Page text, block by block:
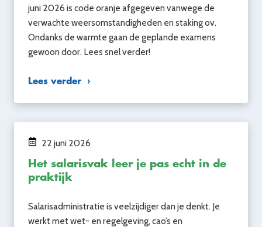
juni 2026 is code oranje afgegeven vanwege de
verwachte weersomstandigheden en staking ov.
Ondanks de warmte gaan de geplande examens
gewoon door. Lees snel verder!
Lees verder
22 juni 2026
Het salarisvak leer je pas echt in de
praktijk
Salarisadministratie is veelzijdiger dan je denkt. Je
werkt met wet- en regelgeving, cao’s en